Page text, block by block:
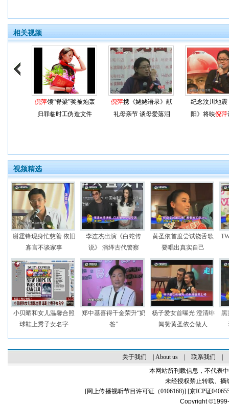
相关视频
倪萍领“脊梁”奖被炮轰
归罪临时工伪造文件
倪萍携《姥姥语录》献
礼母亲节 谈母爱落泪
纪念汶川地震
阳》将映倪萍
视频精选
谢霆锋现身忙慈善 依旧
寡言不谈家事
李连杰出演《白蛇传
说》 演绎古代警察
黄圣依首度尝试饶舌歌
要唱出真实自己
小贝晒和女儿温馨合照
球鞋上秀子女名字
郑中基喜得千金荣升“奶
爸”
杨子爱女首曝光 澄清绯
闻赞黄圣依会做人
黑
关于我们 About us| 联系我们
本网站所刊载信息，不代表
未经授权禁止转载、摘
[网上传播视听节目许可证（0106168)] [京ICP证
Copyright